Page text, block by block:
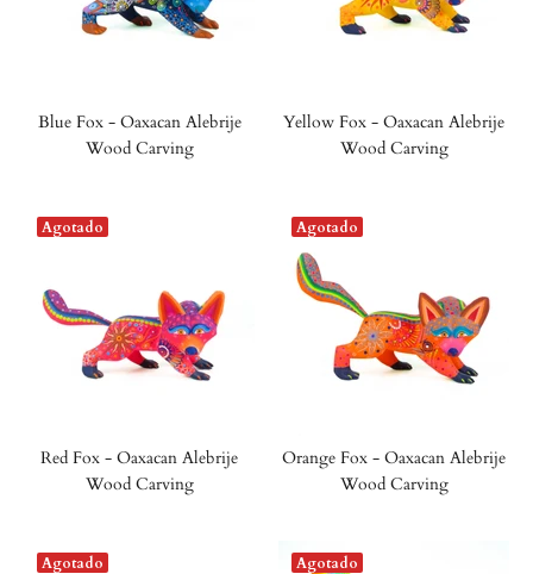
Blue Fox - Oaxacan Alebrije
Wood Carving
Yellow Fox - Oaxacan Alebrije
Wood Carving
Agotado
Red Fox - Oaxacan Alebrije
Wood Carving
Agotado
Orange Fox - Oaxacan Alebrije
Wood Carving
Agotado Agotado